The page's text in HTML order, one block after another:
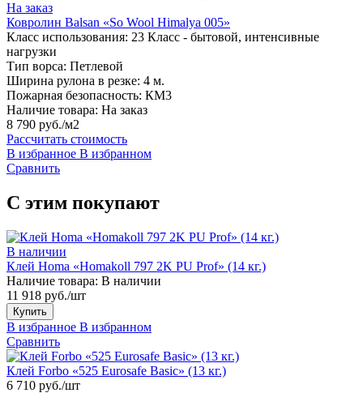
На заказ
Ковролин Balsan «So Wool Himalya 005»
Класс использования: 23 Класс - бытовой, интенсивные
нагрузки
Тип ворса: Петлевой
Ширина рулона в резке: 4 м.
Пожарная безопасность: КМ3
Наличие товара: На заказ
8 790 руб./м2
Рассчитать стоимость
В избранное В избранном
Сравнить
С этим покупают
В наличии
Клей Homa «Homakoll 797 2K PU Prof» (14 кг.)
Наличие товара: В наличии
11 918 руб./шт
Купить
В избранное В избранном
Сравнить
Клей Forbo «525 Eurosafe Basic» (13 кг.)
6 710 руб./шт